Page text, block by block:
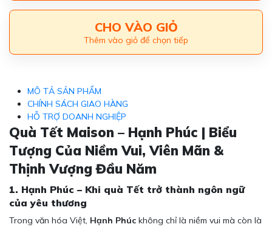
CHO VÀO GIỎ
Thêm vào giỏ để chọn tiếp
MÔ TẢ SẢN PHẨM
CHÍNH SÁCH GIAO HÀNG
HỖ TRỢ DOANH NGHIỆP
Quà Tết Maison – Hạnh Phúc | Biểu
Tượng Của Niềm Vui, Viên Mãn &
Thịnh Vượng Đầu Năm
1. Hạnh Phúc – Khi quà Tết trở thành ngôn ngữ
của yêu thương
Trong văn hóa Việt, Hạnh Phúc không chỉ là niềm vui mà còn là